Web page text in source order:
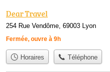
Dear Travel
254 Rue Vendôme, 69003 Lyon
Fermée, ouvre à 9h
Horaires Téléphone